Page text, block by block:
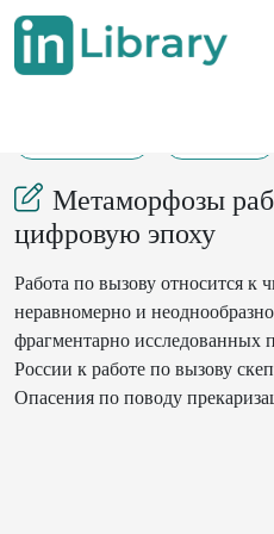
Метаморфозы
цифровую эпоху
Работа по вызову относится к
неравномерно и
фрагментарно исследованных
России к работе по вызову
Опасения по поводу